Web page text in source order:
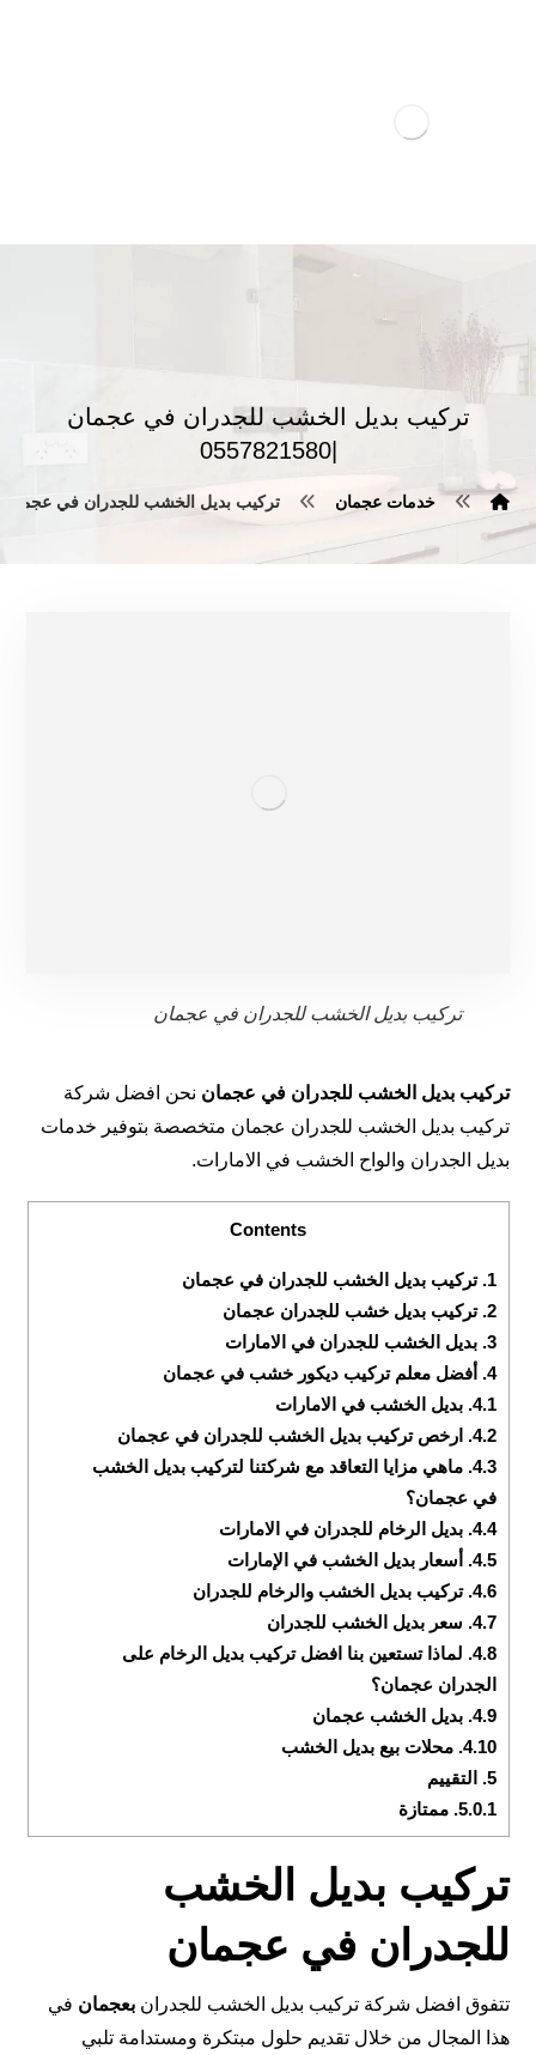
تركيب بديل الخشب للجدران في عجمان
|0557821580
خدمات عجمان تركيب بديل الخشب للجدران في عجمان
تركيب بديل الخشب للجدران في عجمان
تركيب بديل الخشب للجدران في عجمان نحن افضل شركة
تركيب بديل الخشب للجدران عجمان متخصصة بتوفير خدمات
بديل الجدران والواح الخشب في الامارات.
Contents
1. تركيب بديل الخشب للجدران في عجمان
2. تركيب بديل خشب للجدران عجمان
3. ‏بديل الخشب للجدران في الامارات
4. أفضل معلم تركيب ديكور خشب في عجمان
4.1. بديل الخشب في الامارات
4.2.
ارخص تركيب بديل الخشب للجدران في عجمان
4.3. ماهي مزايا التعاقد مع شركتنا لتركيب بديل الخشب
في عجمان؟
4.4. بديل الرخام للجدران في الامارات
4.5. أسعار بديل الخشب في الإمارات
4.6. تركيب بديل الخشب والرخام للجدران
4.7. سعر بديل الخشب للجدران
4.8. لماذا تستعين بنا افضل تركيب بديل الرخام على
الجدران عجمان؟
4.9. بديل الخشب عجمان
4.10. محلات بيع بديل الخشب
5.
التقييم
5.0.1. ممتازة
تركيب بديل الخشب
للجدران في عجمان
تتفوق افضل شركة تركيب بديل الخشب للجدرانبعجمان في
هذا المجال من خلال تقديم حلول مبتكرة ومستدامة تلبي